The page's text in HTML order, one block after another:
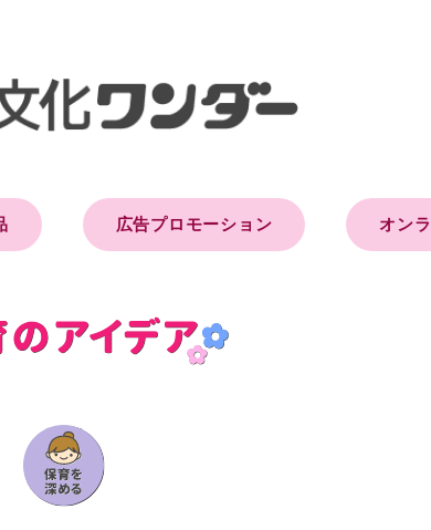
広告プロモーション オン